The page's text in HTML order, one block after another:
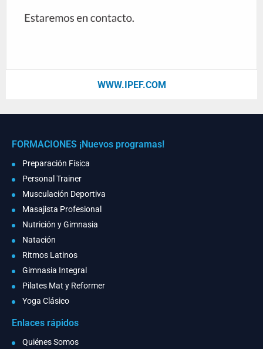
WWW.IPEF.COM
FORMACIONES ¡Nuevos programas!
Preparación Física
Personal Trainer
Musculación Deportiva
Masajista Profesional
Nutrición y Gimnasia
Natación
Ritmos Latinos
Gimnasia Integral
Pilates Mat y Reformer
Yoga Clásico
Enlaces rápidos
Quiénes Somos